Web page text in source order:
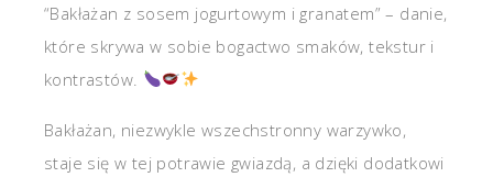
“Bakłażan z sosem jogurtowym i granatem” – danie,
które skrywa w sobie bogactwo smaków, tekstur i
kontrastów.
Bakłażan, niezwykle wszechstronny warzywko,
staje się w tej potrawie gwiazdą, a dzięki dodatkowi